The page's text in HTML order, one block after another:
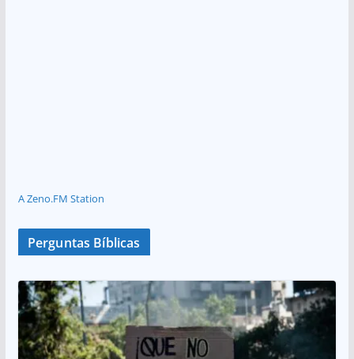
A Zeno.FM Station
Perguntas Bíblicas